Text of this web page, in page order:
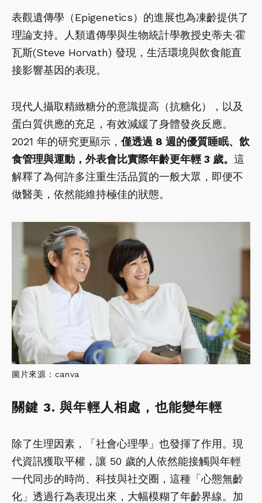
表觀遺傳學（Epigenetics）的進展也為凍齡提供了
理論支持。人類遺傳學與生物統計學教授史蒂夫·霍
瓦斯(Steve Horvath) 發現，生活環境與飲食能直
接影響基因的表現。
現代人攝取精緻糖分的意識提高（抗糖化），以及
蛋白質供應的充足，有效減緩了身體發炎反應。
2021 年的研究更顯示，僅透過 8 週的優質睡眠、飲
食管理與運動，外表會比實際年齡更年輕 3 歲。 這
解釋了為何許多注重生活品質的一般大眾，即便不
做醫美，依然能維持極佳的狀態。
圖片來源：canva
關鍵 3. 與年輕人相處，也能變年輕
除了生理因素，「社會心理學」也發揮了作用。現
代資訊獲取平權，讓 50 歲的人依然能接觸與年輕
一代同步的時尚、科技與社交圈，這種「心態無齡
化」透過行為表現出來，大幅模糊了年齡界線。加